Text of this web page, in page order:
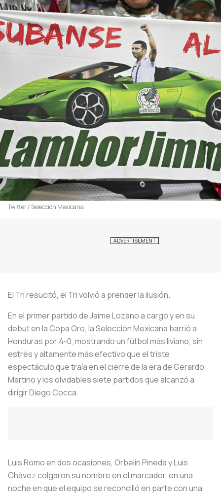
Twitter / Selección Mexicana
El Tri resucitó, el Tri volvió a prender la ilusión.
En el primer partido de Jaime Lozano a cargo y en su
debut en la Copa Oro, la Selección Mexicana barrió a
Honduras por 4-0, mostrando un fútbol más liviano, sin
estrés y altamente más efectivo que el triste
espectáculo que traía en el cierre de la era de Gerardo
Martino y los olvidables siete partidos que alcanzó a
dirigir Diego Cocca.
Luis Romo en dos ocasiones, Orbelín Pineda y Luis
Chávez colgaron su nombre en el marcador, en una
noche en que el equipo se reconcilió en parte con una